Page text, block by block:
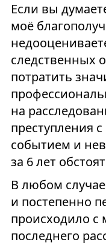
Если вы
моё
следственных
потратить
на
преступления
событием и
за 6 лет
В любом
и постепенно
происходило с
последнего